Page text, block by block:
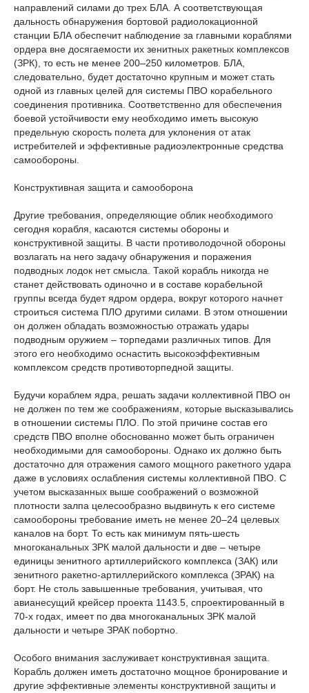
направлений силами до трех БЛА. А соответствующая
дальность обнаружения бортовой радиолокационной
станции БЛА обеспечит наблюдение за главными кораблями
ордера вне досягаемости их зенитных ракетных комплексов
(ЗРК), то есть не менее 200–250 километров. БЛА,
следовательно, будет достаточно крупным и может стать
одной из главных целей для системы ПВО корабельного
соединения противника. Соответственно для обеспечения
боевой устойчивости ему необходимо иметь высокую
предельную скорость полета для уклонения от атак
истребителей и эффективные радиоэлектронные средства
самообороны.
Конструктивная защита и самооборона
Другие требования, определяющие облик необходимого
сегодня корабля, касаются системы обороны и
конструктивной защиты. В части противолодочной обороны
возлагать на него задачу обнаружения и поражения
подводных лодок нет смысла. Такой корабль никогда не
станет действовать одиночно и в составе корабельной
группы всегда будет ядром ордера, вокруг которого начнет
строиться система ПЛО другими силами. В этом отношении
он должен обладать возможностью отражать удары
подводным оружием – торпедами различных типов. Для
этого его необходимо оснастить высокоэффективным
комплексом средств противоторпедной защиты.
Будучи кораблем ядра, решать задачи коллективной ПВО он
не должен по тем же соображениям, которые высказывались
в отношении системы ПЛО. По этой причине состав его
средств ПВО вполне обоснованно может быть ограничен
необходимыми для самообороны. Однако их должно быть
достаточно для отражения самого мощного ракетного удара
даже в условиях ослабления системы коллективной ПВО. С
учетом высказанных выше соображений о возможной
плотности залпа целесообразно выдвинуть к его системе
самообороны требование иметь не менее 20–24 целевых
каналов на борт. То есть как минимум пять-шесть
многоканальных ЗРК малой дальности и две – четыре
единицы зенитного артиллерийского комплекса (ЗАК) или
зенитного ракетно-артиллерийского комплекса (ЗРАК) на
борт. Не столь завышенные требования, учитывая, что
авианесущий крейсер проекта 1143.5, спроектированный в
70-х годах, имеет по два многоканальных ЗРК малой
дальности и четыре ЗРАК побортно.
Особого внимания заслуживает конструктивная защита.
Корабль должен иметь достаточно мощное бронирование и
другие эффективные элементы конструктивной защиты и